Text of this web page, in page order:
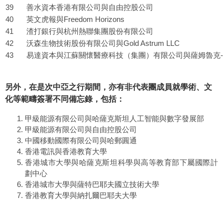
39
善水資本香港有限公司與自由控股公司
40
英文虎報與Freedom Horizons
41
渣打銀行與杭州熱聯集團股份有限公司
42
沃森生物技術股份有限公司與Gold Astrum LLC
43
易達資本與江蘇關懷醫療科技（集團）有限公司與薩姆魯
另外，在是次中亞之行期間，亦有非代表團成員就學術、文
化等範疇簽署不同備忘錄，包括：
甲級能源有限公司與哈薩克斯坦人工智能與數字發展部
甲級能源有限公司與自由控股公司
中國移動國際有限公司與哈郵圓通
香港電訊與香港教育大學
香港城市大學與哈薩克斯坦科學與高等教育部下屬國際計
劃中心
香港城市大學與薩特巴耶夫國立技術大學
香港教育大學與納扎爾巴耶夫大學